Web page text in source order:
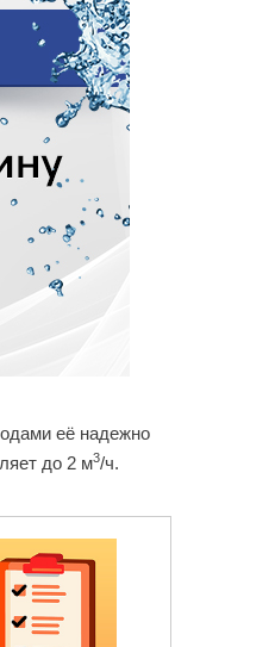
её надежно
до 2 м3/ч.